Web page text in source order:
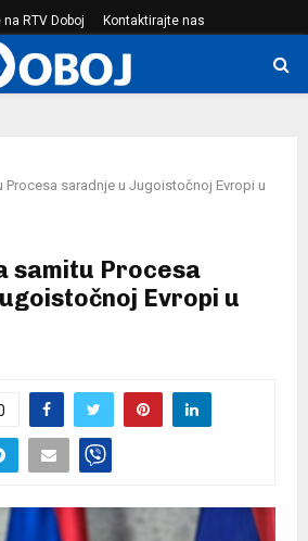
RTV Doboj Kontaktirajte nas
Procesa saradnje u Јugoistočnoj Evropi u
samitu Procesa
Evropi u